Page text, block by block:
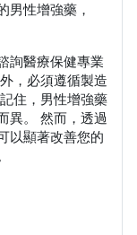
男性增強藥，
詢醫療保健專業
，必須遵循製造
住，男性增強藥
異。 然而，透過
以顯著改善您的